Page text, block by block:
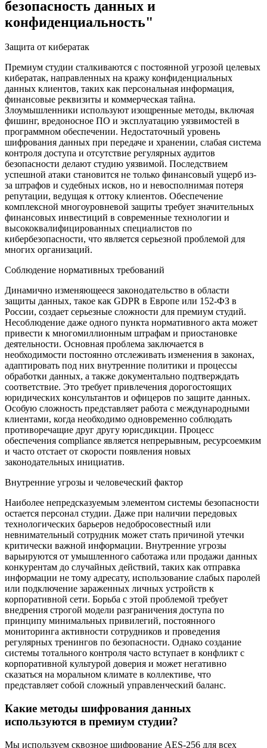
безопасность данных и
конфиденциальность"
Защита от кибератак
Премиум студии сталкиваются с постоянной угрозой целевых
кибератак, направленных на кражу конфиденциальных
данных клиентов, таких как персональная информация,
финансовые реквизиты и коммерческая тайна.
Злоумышленники используют изощренные методы, включая
фишинг, вредоносное ПО и эксплуатацию уязвимостей в
программном обеспечении. Недостаточный уровень
шифрования данных при передаче и хранении, слабая система
контроля доступа и отсутствие регулярных аудитов
безопасности делают студию уязвимой. Последствием
успешной атаки становится не только финансовый ущерб из-
за штрафов и судебных исков, но и невосполнимая потеря
репутации, ведущая к оттоку клиентов. Обеспечение
комплексной многоуровневой защиты требует значительных
финансовых инвестиций в современные технологии и
высококвалифицированных специалистов по
кибербезопасности, что является серьезной проблемой для
многих организаций.
Соблюдение нормативных требований
Динамично изменяющееся законодательство в области
защиты данных, такое как GDPR в Европе или 152-ФЗ в
России, создает серьезные сложности для премиум студий.
Несоблюдение даже одного пункта нормативного акта может
привести к многомиллионным штрафам и приостановке
деятельности. Основная проблема заключается в
необходимости постоянно отслеживать изменения в законах,
адаптировать под них внутренние политики и процессы
обработки данных, а также документально подтверждать
соответствие. Это требует привлечения дорогостоящих
юридических консультантов и офицеров по защите данных.
Особую сложность представляет работа с международными
клиентами, когда необходимо одновременно соблюдать
противоречащие друг другу юрисдикции. Процесс
обеспечения compliance является непрерывным, ресурсоемким
и часто отстает от скорости появления новых
законодательных инициатив.
Внутренние угрозы и человеческий фактор
Наиболее непредсказуемым элементом системы безопасности
остается персонал студии. Даже при наличии передовых
технологических барьеров недобросовестный или
невнимательный сотрудник может стать причиной утечки
критически важной информации. Внутренние угрозы
варьируются от умышленного саботажа или продажи данных
конкурентам до случайных действий, таких как отправка
информации не тому адресату, использование слабых паролей
или подключение зараженных личных устройств к
корпоративной сети. Борьба с этой проблемой требует
внедрения строгой модели разграничения доступа по
принципу минимальных привилегий, постоянного
мониторинга активности сотрудников и проведения
регулярных тренингов по безопасности. Однако создание
системы тотального контроля часто вступает в конфликт с
корпоративной культурой доверия и может негативно
сказаться на моральном климате в коллективе, что
представляет собой сложный управленческий баланс.
Какие методы шифрования данных
используются в премиум студии?
Мы используем сквозное шифрование AES-256 для всех